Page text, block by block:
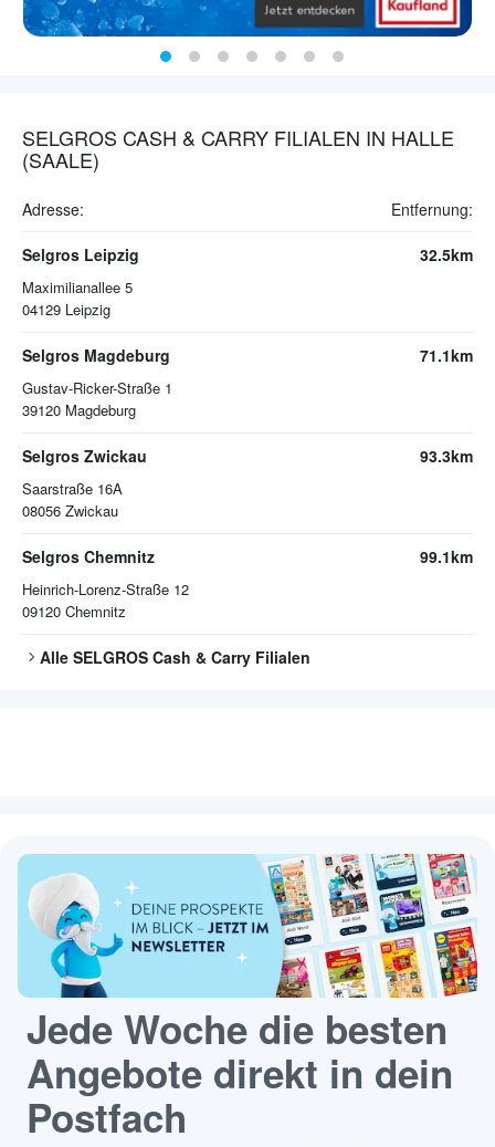
SELGROS CASH & CARRY FILIALEN IN HALLE
(SAALE)
Adresse: Entfernung:
Selgros Leipzig
Maximilianallee 5
04129 Leipzig
32.5km
Selgros Magdeburg
Gustav-Ricker-Straße 1
39120 Magdeburg
71.1km
Selgros Zwickau
Saarstraße 16A
08056 Zwickau
93.3km
Selgros Chemnitz
Heinrich-Lorenz-Straße 12
09120 Chemnitz
99.1km
Alle SELGROS Cash & Carry Filialen
Jede Woche die besten
Angebote direkt in dein
Postfach